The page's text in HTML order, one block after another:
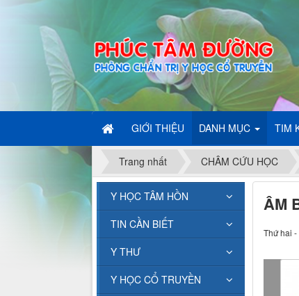
GIỚI THIỆU DANH MỤC TIM
Trang nhất CHÂM CỨU HỌC
ÂM
Thứ hai
Y HỌC TÂM HỒN
TIN CẦN BIẾT
Y THƯ
Y HỌC CỔ TRUYỀN